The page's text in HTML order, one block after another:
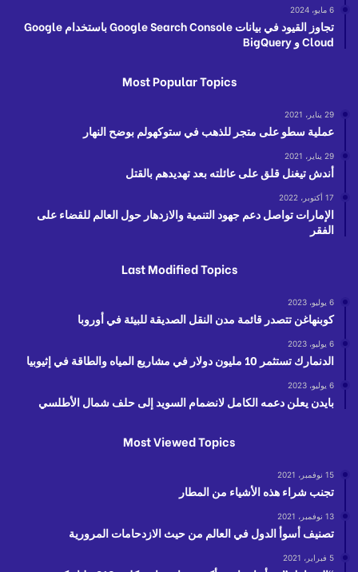
6 مايو، 2024
تجاوز القيود في بيانات Google Search Console باستخدام Google
Cloud و BigQuery
Most Popular Topics
29 يناير، 2021
عملية سطو على متجر للذهب في ستوكهولم بوضح النهار
29 يناير، 2021
أندش تيغنل قلق على عائلته بعد تهديدهم بالقتل
17 أكتوبر، 2022
الإمارات تواصل دعم جهود التنمية والازدهار حول العالم للقضاء على
الفقر
Last Modified Topics
6 يوليو، 2023
كوبنهاغن تتصدر قائمة مدن النقل الصديقة للبيئة في أوروبا
6 يوليو، 2023
الدنمارك تستثمر 10 مليون دولار في مشاريع المياه والطاقة في إثيوبيا
6 يوليو، 2023
بايدن يعلن دعمه الكامل لانضمام السويد إلى حلف شمال الأطلسي
Most Viewed Topics
15 نوفمبر، 2021
تجنب شراء هذه الأشياء من المطار
13 نوفمبر، 2021
تصنيف أسوأ الدول في العالم من حيث الازدحامات المرورية
5 فبراير، 2021